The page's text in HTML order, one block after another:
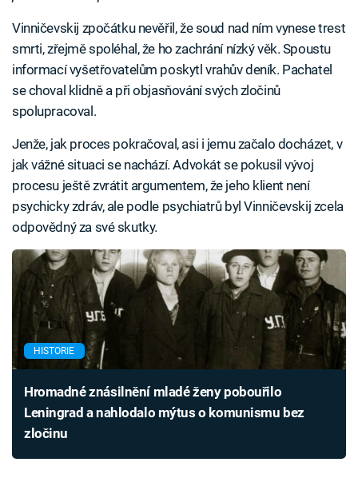
Vinničevskij zpočátku nevěřil, že soud nad ním vynese trest
smrti, zřejmě spoléhal, že ho zachrání nízký věk. Spoustu
informací vyšetřovatelům poskytl vrahův deník. Pachatel
se choval klidně a při objasňování svých zločinů
spolupracoval.
Jenže, jak proces pokračoval, asi i jemu začalo docházet, v
jak vážné situaci se nachází. Advokát se pokusil vývoj
procesu ještě zvrátit argumentem, že jeho klient není
psychicky zdráv, ale podle psychiatrů byl Vinničevskij zcela
odpovědný za své skutky.
HISTORIE
Hromadné znásilnění mladé ženy pobouřilo
Leningrad a nahlodalo mýtus o komunismu bez
zločinu